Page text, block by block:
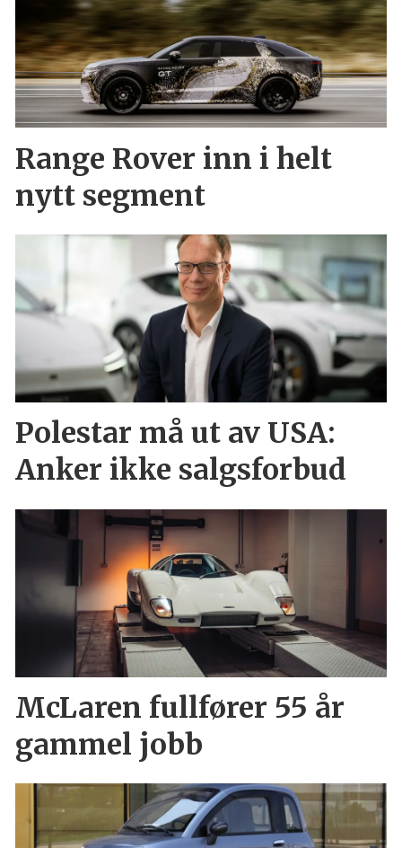
Range Rover inn i helt
nytt segment
Polestar må ut av USA:
Anker ikke salgsforbud
McLaren fullfører 55 år
gammel jobb